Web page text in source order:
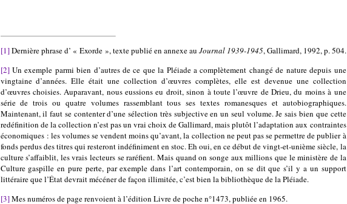
[1]Dernière phrase d’ « Exorde », texte publié en annexe au Journal 1939-1945, Gallimard, 1992, p. 504.
[2]Un exemple parmi bien d’autres de ce que la Pléiade a complètement changé de nature depuis une
vingtaine d’années. Elle était une collection d’œuvres complètes, elle est devenue une collection
d’œuvres choisies. Auparavant, nous eussions eu droit, sinon à toute l’œuvre de Drieu, du moins à une
série de trois ou quatre volumes rassemblant tous ses textes romanesques et autobiographiques.
Maintenant, il faut se contenter d’une sélection très subjective en un seul volume. Je sais bien que cette
redéfinition de la collection n’est pas un vrai choix de Gallimard, mais plutôt l’adaptation aux contraintes
économiques : les volumes se vendent moins qu’avant, la collection ne peut pas se permettre de publier à
fonds perdus des titres qui resteront indéfiniment en stoc. Eh oui, en ce début de vingt-et-unième siècle, la
culture s’affaiblit, les vrais lecteurs se raréfient. Mais quand on songe aux millions que le ministère de la
Culture gaspille en pure perte, par exemple dans l’art contemporain, on se dit que s’il y a un support
littéraire que l’État devrait mécéner de façon illimitée, c’est bien la bibliothèque de la Pléiade.
[3]Mes numéros de page renvoient à l’édition Livre de poche n°1473, publiée en 1965.